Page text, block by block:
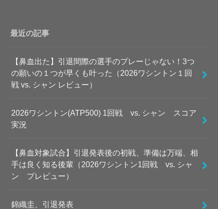
最近の記事
【鼻血出た】引退間際の選手のプレーじゃない！3つ
の願いの１つが早くも叶った（2026ワシントン１回
戦 vs. シャン レビュー）
2026ワシントン(ATP500) 1回戦 vs. シャン スコア
実況
【鼻血対象試合】引退発表後の初戦、準備は万端、相
手は良く知る後輩（2026ワシントン1回戦 vs. シャ
ン プレビュー）
錦織圭、引退発表